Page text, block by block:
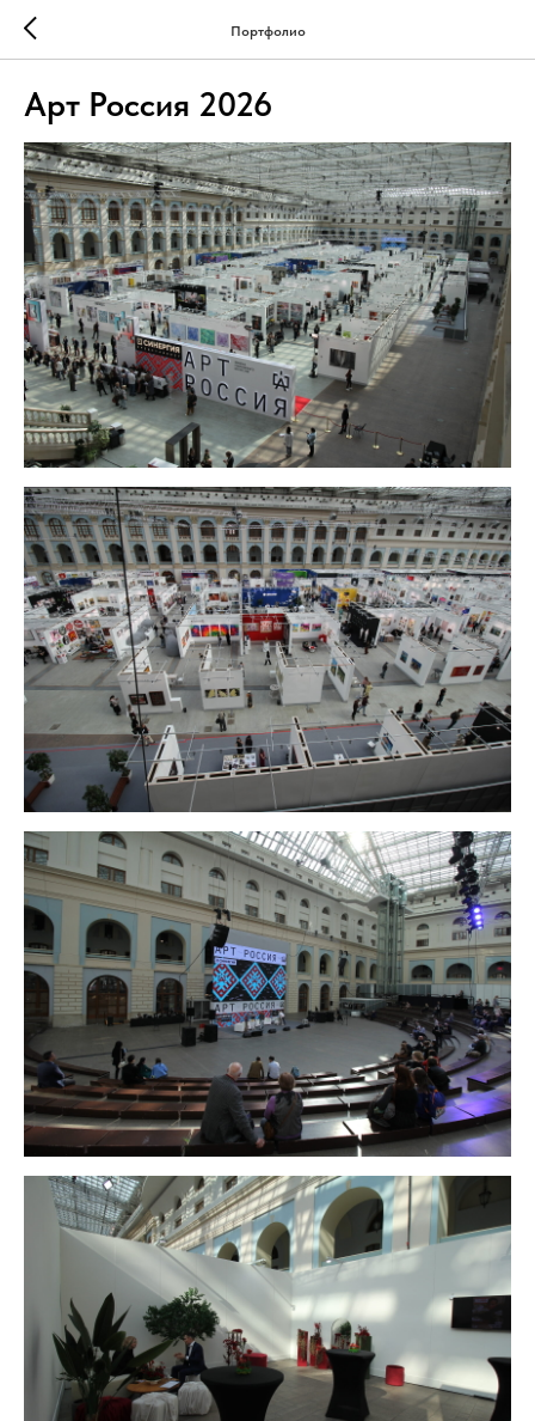
Портфолио
Арт Россия 2026